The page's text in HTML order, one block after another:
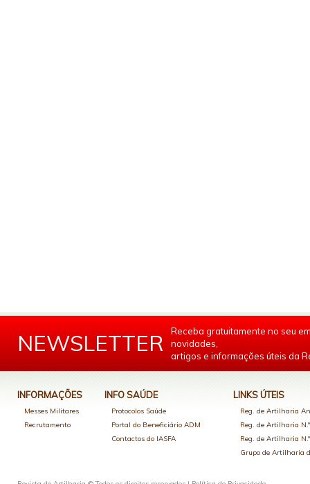
NEWSLETTER
Receba gratuitamente no seu
novidades,
artigos e informações úteis da
INFORMAÇÕES
Messes Militares
Recrutamento
INFO SAÚDE
Protocolos Saúde
Portal do Beneficiário ADM
Contactos do IASFA
LINKS ÚTEIS
Reg. de Artilharia
Reg. de Artilharia
Reg. de Artilharia
Grupo de Artilharia